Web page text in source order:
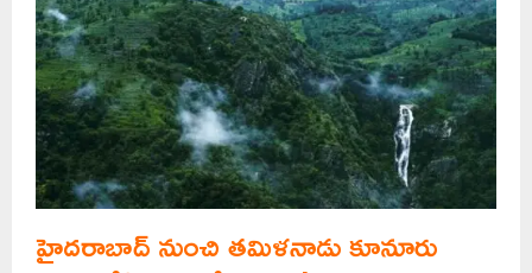
హైదరాబాద్ నుంచి తమిళనాడు కూనూరు